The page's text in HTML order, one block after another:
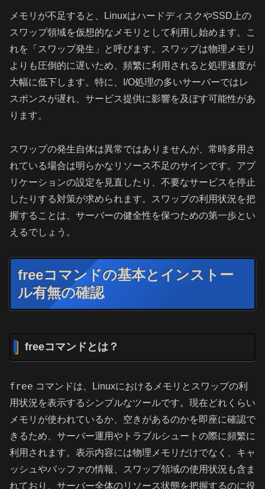
メモリが不足すると、LinuxはハードディスクやSSD上の
スワップ領域を仮想的なメモリとして利用し始めます。こ
れを「スワップ発生」と呼びます。スワップは物理メモリ
よりも圧倒的に遅いため、頻繁に利用されると処理速度が
大幅に低下します。特に、I/O処理の多いサーバーではレ
スポンスが遅れ、サービス提供に影響を及ぼす可能性があ
ります。
スワップの発生自体は異常ではありませんが、常時多用さ
れている場合は明らかなリソース不足のサインです。アプ
リケーションの設定を見直したり、不要なサービスを停止
したりする対策が求められます。スワップの利用状況を把
握することは、サーバーの健全性を保つための第一歩とい
えるでしょう。
freeコマンドの基本とインストー
ル有無の確認
freeコマンドとは？
free コマンドは、Linuxにおけるメモリとスワップの利
用状況を表示するシンプルなツールです。現在どれくらい
メモリが使われているか、空きがあるのかを即座に確認で
きるため、サーバー運用やトラブルシュートの際に頻繁に
利用されます。表示内容には物理メモリだけでなく、キャ
ッシュやバッファの情報、スワップ領域の使用状況も含ま
れており、サーバー全体のリソース状態を把握するのに役